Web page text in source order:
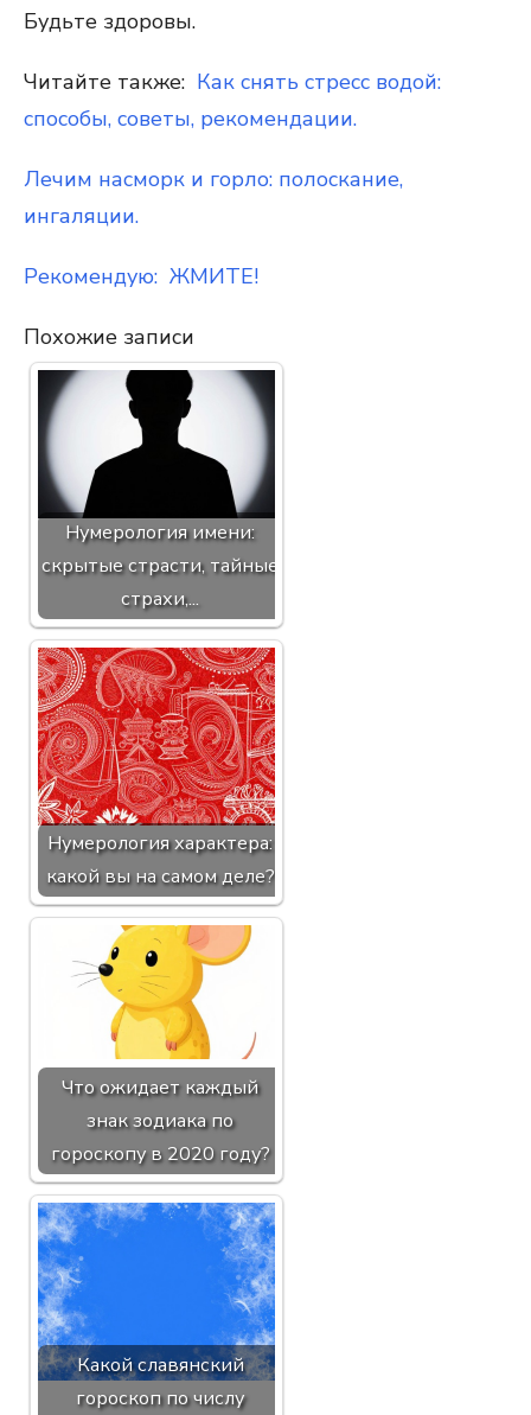
Будьте здоровы.
Читайте также: Как снять стресс водой:
способы, советы, рекомендации.
Лечим насморк и горло: полоскание,
ингаляции.
Рекомендую: ЖМИТЕ!
Похожие записи
Нумерология имени:
скрытые страсти, тайные
страхи,...
Нумерология характера:
какой вы на самом деле?
Что ожидает каждый
знак зодиака по
гороскопу в 2020 году?
Какой славянский
гороскоп по числу